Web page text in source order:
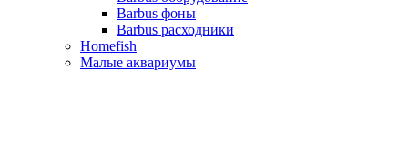
Barbus фоны
Barbus расходники
Homefish
Малые аквариумы